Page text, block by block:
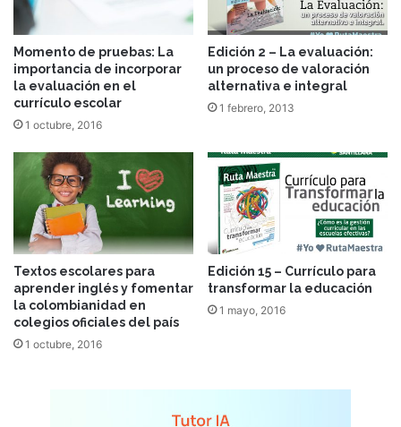
Momento de pruebas: La
importancia de incorporar
la evaluación en el
currículo escolar
1 octubre, 2016
Edición 2 – La evaluación:
un proceso de valoración
alternativa e integral
1 febrero, 2013
Textos escolares para
aprender inglés y fomentar
la colombianidad en
colegios oficiales del país
1 octubre, 2016
Edición 15 – Currículo para
transformar la educación
1 mayo, 2016